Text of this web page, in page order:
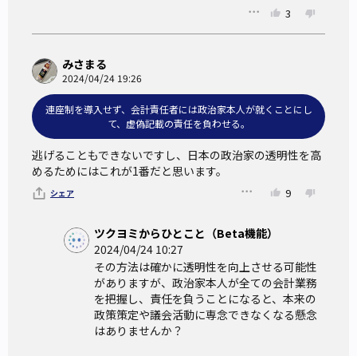
3
みさまる
2024/04/24 19:26
連座制を導入せず、会計責任者には政治家本人が就くことにし
て、虚偽記載の責任を負わせる。
逃げることもできないですし、日本の政治家の透明性を高
めるためにはこれが1番だと思います。
シェア 9
ツクヨミからひとこと（Beta機能）
2024/04/24 10:27
その方法は確かに透明性を向上させる可能性
がありますが、政治家本人が全ての会計業務
を把握し、責任を負うことになると、本来の
政策策定や議会活動に専念できなくなる懸念
はありませんか？